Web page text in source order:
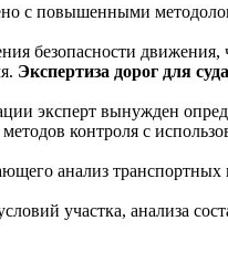
с повышенными
безопасности движения,
Экспертиза дорог для суда
эксперт вынужден
контроля с
анализ транспортных
участка, анализа